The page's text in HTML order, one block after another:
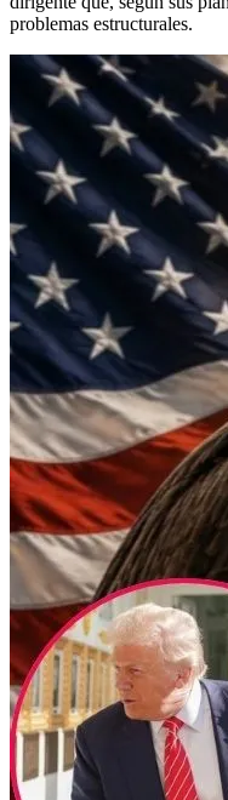
problemas estructurales.